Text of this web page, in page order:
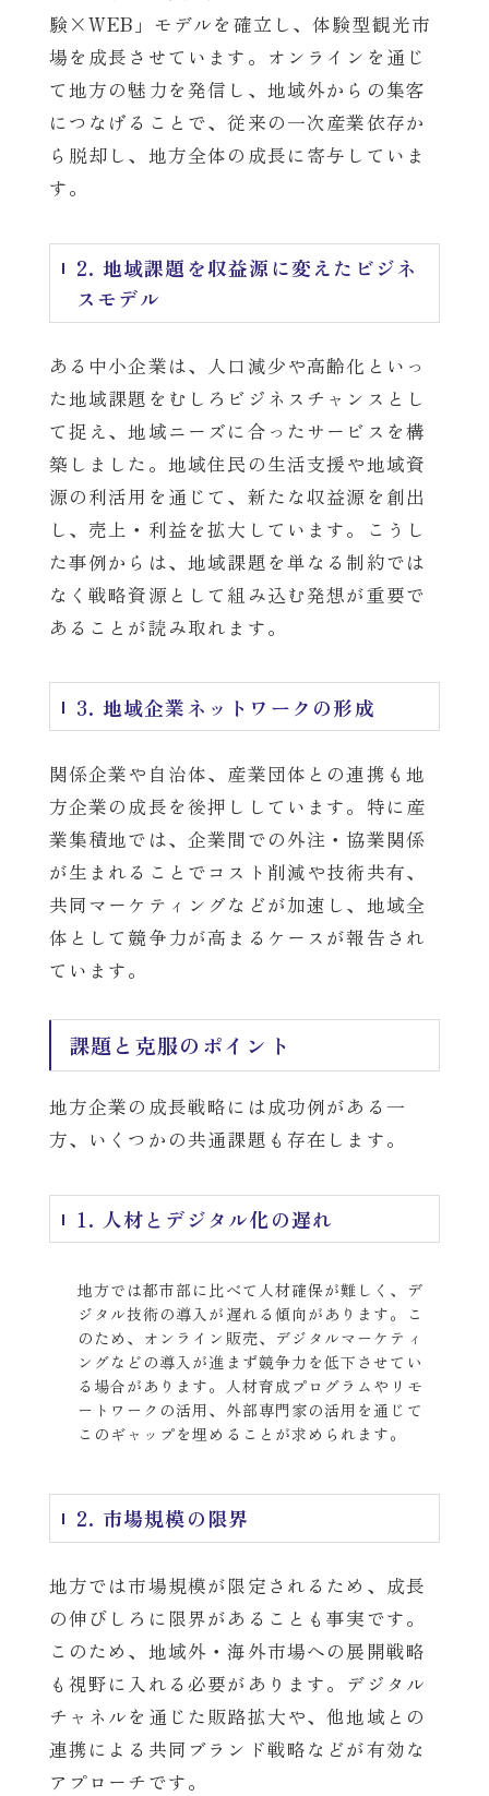
験×WEB」モデルを確立し、体験型観光市
場を成長させています。オンラインを通じ
て地方の魅力を発信し、地域外からの集客
につなげることで、従来の一次産業依存か
ら脱却し、地方全体の成長に寄与していま
す。
2. 地域課題を収益源に変えたビジネ
スモデル
ある中小企業は、人口減少や高齢化といっ
た地域課題をむしろビジネスチャンスとし
て捉え、地域ニーズに合ったサービスを構
築しました。地域住民の生活支援や地域資
源の利活用を通じて、新たな収益源を創出
し、売上・利益を拡大しています。こうし
た事例からは、地域課題を単なる制約では
なく戦略資源として組み込む発想が重要で
あることが読み取れます。
3. 地域企業ネットワークの形成
関係企業や自治体、産業団体との連携も地
方企業の成長を後押ししています。特に産
業集積地では、企業間での外注・協業関係
が生まれることでコスト削減や技術共有、
共同マーケティングなどが加速し、地域全
体として競争力が高まるケースが報告され
ています。
課題と克服のポイント
地方企業の成長戦略には成功例がある一
方、いくつかの共通課題も存在します。
1. 人材とデジタル化の遅れ
地方では都市部に比べて人材確保が難しく、デ
ジタル技術の導入が遅れる傾向があります。こ
のため、オンライン販売、デジタルマーケティ
ングなどの導入が進まず競争力を低下させてい
る場合があります。人材育成プログラムやリモ
ートワークの活用、外部専門家の活用を通じて
このギャップを埋めることが求められます。
2. 市場規模の限界
地方では市場規模が限定されるため、成長
の伸びしろに限界があることも事実です。
このため、地域外・海外市場への展開戦略
も視野に入れる必要があります。デジタル
チャネルを通じた販路拡大や、他地域との
連携による共同ブランド戦略などが有効な
アプローチです。